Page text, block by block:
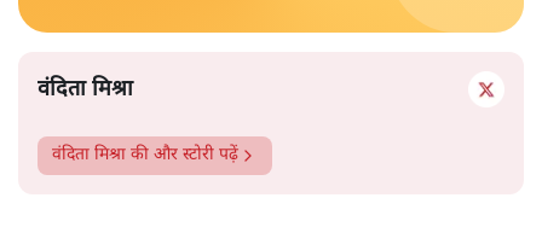
वंदिता मिश्रा
वंदिता मिश्रा की और स्टोरी पढ़ें